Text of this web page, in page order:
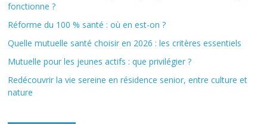
fonctionne ?
Réforme du 100 % santé : où en est-on ?
Quelle mutuelle santé choisir en 2026 : les critères essentiels
Mutuelle pour les jeunes actifs : que privilégier ?
Redécouvrir la vie sereine en résidence senior, entre culture et
nature